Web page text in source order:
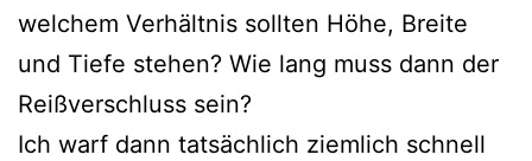
welchem Verhältnis sollten Höhe, Breite
und Tiefe stehen? Wie lang muss dann der
Reißverschluss sein?
Ich warf dann tatsächlich ziemlich schnell